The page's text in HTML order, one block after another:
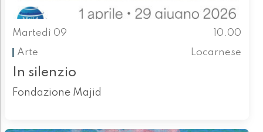
Martedì 09
10.00
Arte
Locarnese
In silenzio
Fondazione Majid